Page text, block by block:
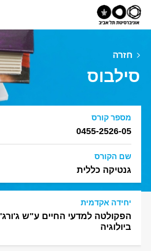
חזרה
סילבוס
מספר קורס
0455-2526-05
שם הקורס
גנטיקה כללית
יחידה אקדמית
הפקולטה למדעי החיים ע"ש ג'ורג'
ביולוגיה